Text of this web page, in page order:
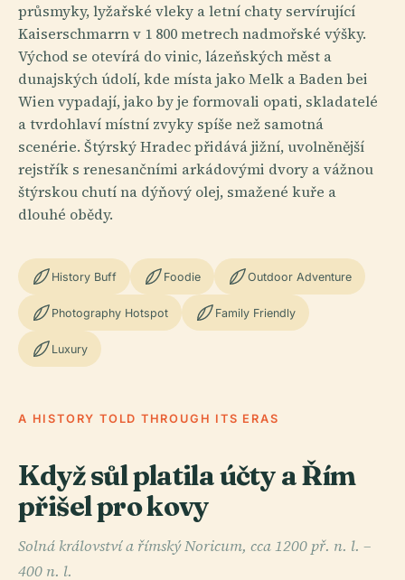
průsmyky, lyžařské vleky a letní chaty servírující
Kaiserschmarrn v 1 800 metrech nadmořské výšky.
Východ se otevírá do vinic, lázeňských měst a
dunajských údolí, kde místa jako Melk a Baden bei
Wien vypadají, jako by je formovali opati, skladatelé
a tvrdohlaví místní zvyky spíše než samotná
scenérie. Štýrský Hradec přidává jižní, uvolněnější
rejstřík s renesančními arkádovými dvory a vážnou
štýrskou chutí na dýňový olej, smažené kuře a
dlouhé obědy.
History Buff Foodie Outdoor Adventure
Photography Hotspot Family Friendly
Luxury
A HISTORY TOLD THROUGH ITS ERAS
Když sůl platila účty a Řím
přišel pro kovy
Solná království a římský Noricum, cca 1200 př. n. l. –
400 n. l.